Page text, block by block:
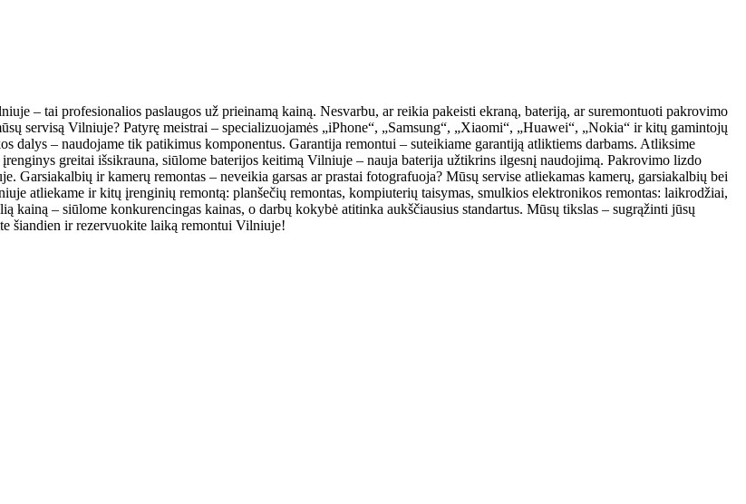
– tai profesionalios paslaugos už prieinamą kainą. Nesvarbu, ar reikia pakeisti ekraną, bateriją, ar suremontuoti pakrovimo
servisą Vilniuje? Patyrę meistrai – specializuojamės „iPhone“, „Samsung“, „Xiaomi“, „Huawei“, „Nokia“ ir kitų gamintojų
dalys – naudojame tik patikimus komponentus. Garantija remontui – suteikiame garantiją atliktiems darbams. Atliksime
greitai išsikrauna, siūlome baterijos keitimą Vilniuje – nauja baterija užtikrins ilgesnį naudojimą. Pakrovimo lizdo
Garsiakalbių ir kamerų remontas – neveikia garsas ar prastai fotografuoja? Mūsų servise atliekamas kamerų, garsiakalbių bei
atliekame ir kitų įrenginių remontą: planšečių remontas, kompiuterių taisymas, smulkios elektronikos remontas: laikrodžiai,
– siūlome konkurencingas kainas, o darbų kokybė atitinka aukščiausius standartus. Mūsų tikslas – sugrąžinti jūsų
šiandien ir rezervuokite laiką remontui Vilniuje!